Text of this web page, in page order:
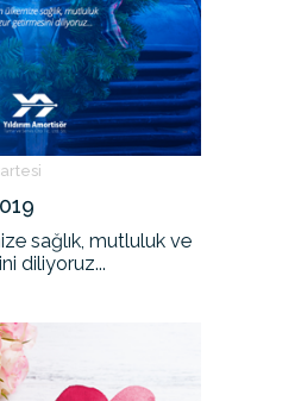
sağlık, mutluluk ve
diliyoruz...